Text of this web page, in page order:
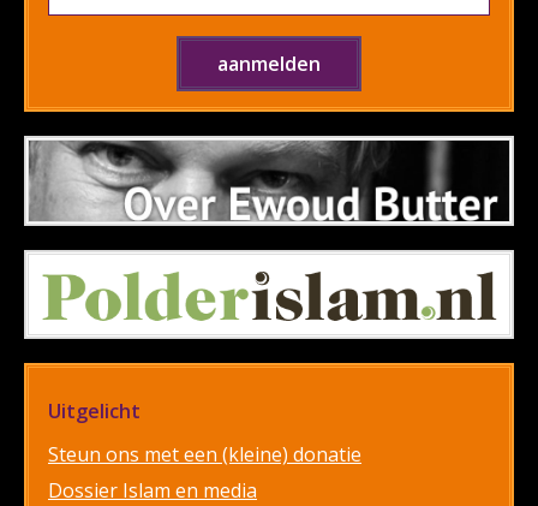
Uitgelicht
Steun ons met een (kleine) donatie
Dossier Islam en media